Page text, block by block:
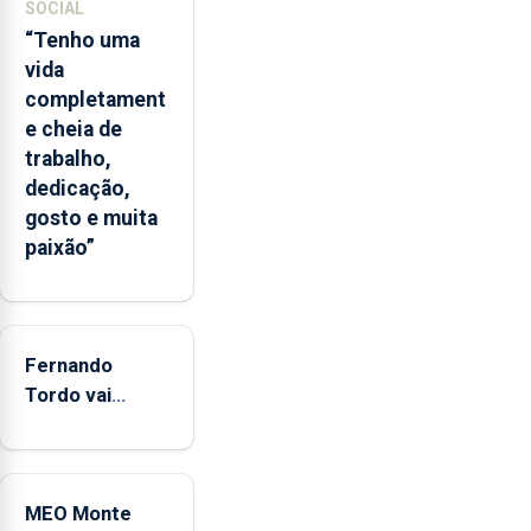
das
Flores
apresenta
um
“decréscimo
significativo”
da
CPUE
entre
2022
SOCIAL
“Tenho uma
vida
completament
e cheia de
trabalho,
dedicação,
gosto e muita
paixão”
Fernando
Tordo vai
anos de
Coliseu
MEO Monte